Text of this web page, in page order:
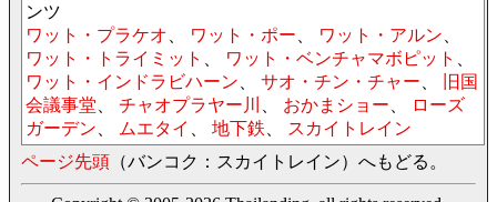
ンツ
ワット・プラケオ
ワット・ポー ワット・アルン
ワット・トライミット
ワット・ベンチャマボピット
ワット・インドラビハーン
サオ・チン・チャー
旧国
会議事堂
チャオプラヤー川 おかまショー
ローズ
ガーデン
ムエタイ 地下鉄
スカイトレイン
ページ先頭 （バンコク：スカイトレイン）へもどる。